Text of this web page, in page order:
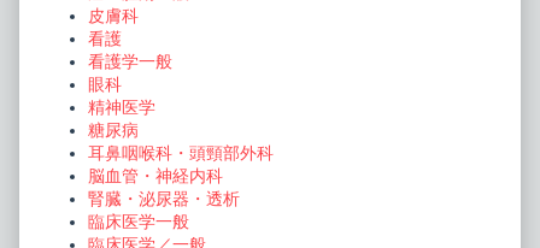
皮膚科
看護
看護学一般
眼科
精神医学
糖尿病
耳鼻咽喉科・頭頸部外科
脳血管・神経内科
腎臓・泌尿器・透析
臨床医学一般